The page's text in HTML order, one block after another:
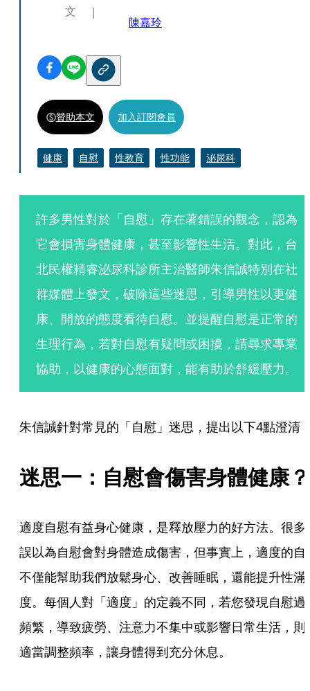
文
陳嘉玲
贊助本文 加入訂閱會員
健康 自慰 性教育 性功能 泌尿科
許多男性對於「自慰」存在著錯誤的觀念，認為
它會損害身體健康，甚至影響性生活。對此，台
北民權精睿泌尿科診所主治醫師朱信誠特別在社
群媒體上發文，破除這些迷思，引導男性以更健
康、開放的態度看待自慰。並提醒自慰是正常的
生理行為，若對自慰有疑問或困擾，請尋求專業
協助，以健康的心態面對，能有助於舒緩壓力。
朱信誠針對常見的「自慰」迷思，提出以下4點澄清
迷思一：自慰會傷害身體健康？
適度自慰有益身心健康，是釋放壓力的好方法。很多
誤以為自慰會對身體造成傷害，但事實上，適度的自
不僅能幫助我們放鬆身心、改善睡眠，還能提升性滿
度。每個人對「適度」的定義不同，若您發現自慰過
頻繁，導致疲勞、注意力不集中或影響日常生活，則
適當調整頻率，讓身體得到充分休息。